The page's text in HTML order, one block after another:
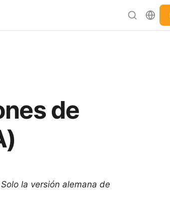
de
la versión alemana de